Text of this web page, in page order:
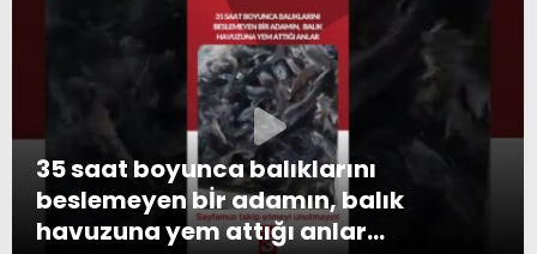
35 saat boyunca balıklarını
beslemeyen bİr adamın, balık
havuzuna yem attığı anlar…